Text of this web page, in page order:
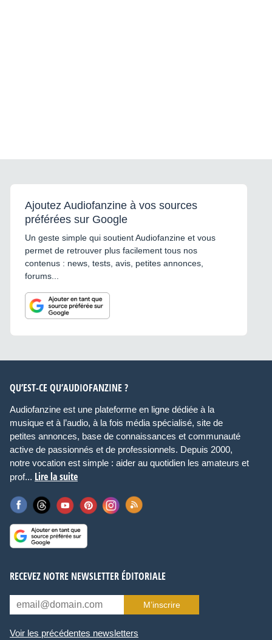
Ajoutez Audiofanzine à vos sources
préférées sur Google
Un geste simple qui soutient Audiofanzine et vous
permet de retrouver plus facilement tous nos
contenus : news, tests, avis, petites annonces,
forums...
QU’EST-CE QU’AUDIOFANZINE ?
Audiofanzine est une plateforme en ligne dédiée à la
musique et à l’audio, à la fois média spécialisé, site de
petites annonces, base de connaissances et communauté
active de passionnés et de professionnels. Depuis 2000,
notre vocation est simple : aider au quotidien les amateurs et
prof... Lire la suite
RECEVEZ NOTRE NEWSLETTER ÉDITORIALE
M’inscrire
Voir les précédentes newsletters